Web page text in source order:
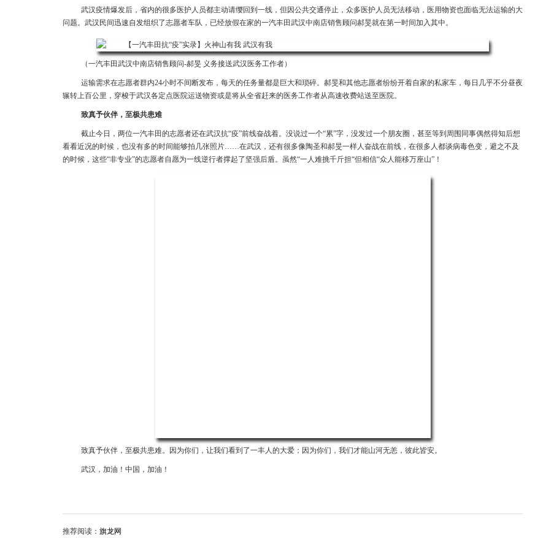
武汉疫情爆发后，省内的很多医护人员都主动请缨回到一线，但因公共交通停止，众多医护人员无法移动，医用物资也面临无法运输的大
问题。武汉民间迅速自发组织了志愿者车队，已经放假在家的一汽丰田武汉中南店销售顾问郝旻就在第一时间加入其中。
（一汽丰田武汉中南店销售顾问-郝旻 义务接送武汉医务工作者）
运输需求在志愿者群内24小时不间断发布，每天的任务量都是巨大和琐碎。郝旻和其他志愿者纷纷开着自家的私家车，每日几乎不分昼夜
辗转上百公里，穿梭于武汉各定点医院运送物资或是将从全省赶来的医务工作者从高速收费站送至医院。
致真予伙伴，至极共患难
截止今日，两位一汽丰田的志愿者还在武汉抗“疫”前线奋战着。没说过一个“累”字，没发过一个朋友圈，甚至等到周围同事偶然得知后想
看看近况的时候，也没有多的时间能够拍几张照片……在武汉，还有很多像陶圣和郝旻一样人奋战在前线，在很多人都谈病毒色变，避之不及
的时候，这些“非专业”的志愿者自愿为一线逆行者撑起了坚强后盾。虽然“一人难挑千斤担“但相信“众人能移万座山”！
致真予伙伴，至极共患难。因为你们，让我们看到了一丰人的大爱；因为你们，我们才能山河无恙，彼此皆安。
武汉，加油！中国，加油！
推荐阅读： 旗龙网